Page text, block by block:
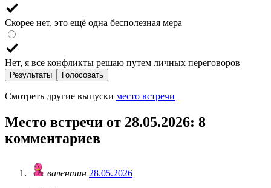
Скорее нет, это ещё одна бесполезная мера
Нет, я все конфликты решаю путем личных переговоров
Результаты Голосовать
Смотреть другие выпуски место встречи
Место встречи от 28.05.2026: 8
комментариев
валентин 28.05.2026